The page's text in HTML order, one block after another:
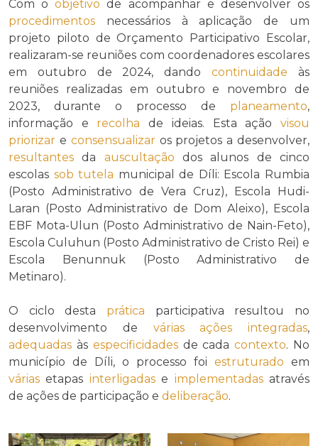
Com oobjetivo de acompanhar e desenvolver os
procedimentos necessários à aplicação de um
projeto piloto de Orçamento Participativo Escolar,
realizaram-se reuniões com coordenadores escolares
em outubro de 2024, dandocontinuidade às
reuniões realizadas em outubro e novembro de
2023, durante o processo de planeamento,
informação e recolha de ideias. Esta açãovisou
priorizar e consensualizaros projetos a desenvolver,
resultantes da auscultação dos alunos de cinco
escolas sob tutela municipal de Díli: Escola Rumbia
(Posto Administrativo de Vera Cruz), Escola Hudi-
Laran (Posto Administrativo de Dom Aleixo), Escola
EBF Mota-Ulun (Posto Administrativo de Nain-Feto),
Escola Culuhun (Posto Administrativo de Cristo Rei) e
Escola Benunnuk (Posto Administrativo de
Metinaro).
O ciclo desta prática participativa resultou no
desenvolvimento de várias ações integradas,
adequadas às especificidadesde cadacontexto. No
município de Díli, o processo foi estruturado em
várias etapas interligadase implementadasatravés
de ações de participação e deliberação.